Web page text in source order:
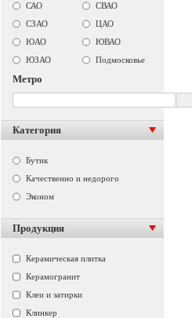
САО
СВАО
СЗАО
ЦАО
ЮАО
ЮВАО
ЮЗАО
Подмосковье
Метро
Категория
Бутик
Качественно и недорого
Эконом
Продукция
Керамическая плитка
Керамогранит
Клеи и затирки
Клинкер